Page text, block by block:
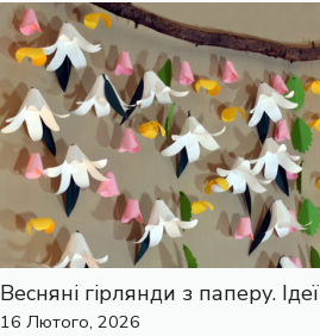
Весняні гірлянди з паперу. Ідеї
16 Лютого, 2026